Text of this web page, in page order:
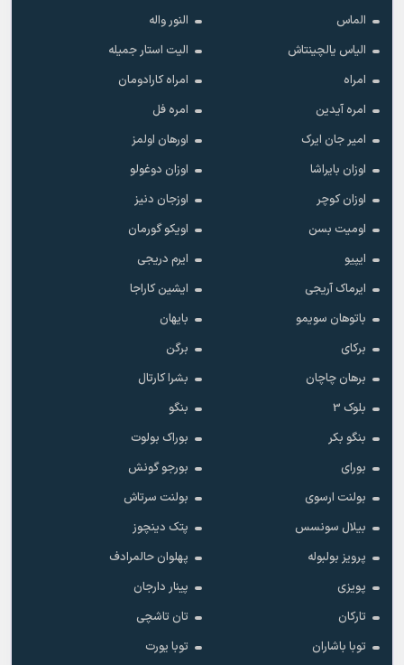
الماس
النور واله
الیاس یالچینتاش
الیت استار جمیله
امراه
امراه کارادومان
امره آیدین
امره فل
امیر جان ایرک
اورهان اولمز
اوزان بایراشا
اوزان دوغولو
اوزان کوچر
اوزجان دنیز
اومیت بسن
اویکو گورمان
ایپیو
ایرم دریجی
ایرماک آریجی
ایشین کاراجا
باتوهان سویمو
بایهان
برکای
برگن
برهان چاچان
بشرا کارتال
بلوک 3
بنگو
بنگو بکر
بوراک بولوت
بورای
بورجو گونش
بولنت ارسوی
بولنت سرتاش
بیلال سونسس
پتک دینچوز
پرویز بولبوله
پهلوان حالمرادف
پویزی
پینار دارجان
تارکان
تان تاشچی
توبا باشاران
توبا یورت